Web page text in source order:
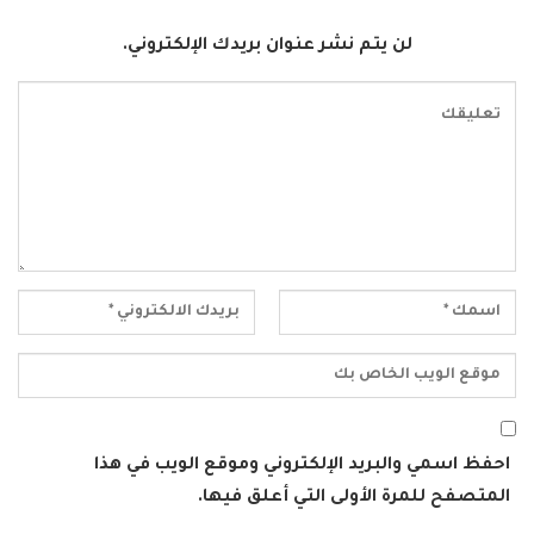
لن يتم نشر عنوان بريدك الإلكتروني.
احفظ اسمي والبريد الإلكتروني وموقع الويب في هذا
المتصفح للمرة الأولى التي أعلق فيها.